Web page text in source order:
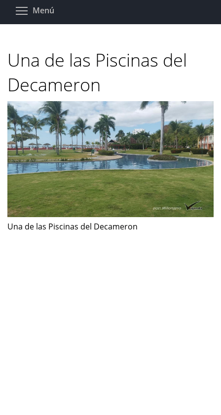
Pasar
Menú
Una de las Piscinas del
Decameron
Una de las Piscinas del Decameron